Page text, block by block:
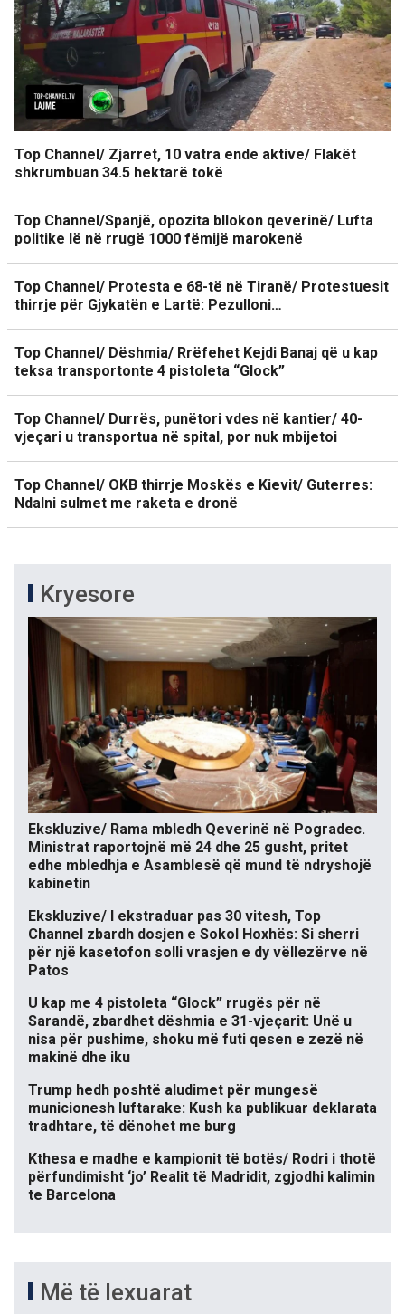
Top Channel/ Zjarret, 10 vatra ende aktive/ Flakët
shkrumbuan 34.5 hektarë tokë
Top Channel/Spanjë, opozita bllokon qeverinë/ Lufta
politike lë në rrugë 1000 fëmijë marokenë
Top Channel/ Protesta e 68-të në Tiranë/ Protestuesit
thirrje për Gjykatën e Lartë: Pezulloni…
Top Channel/ Dëshmia/ Rrëfehet Kejdi Banaj që u kap
teksa transportonte 4 pistoleta “Glock”
Top Channel/ Durrës, punëtori vdes në kantier/ 40-
vjeçari u transportua në spital, por nuk mbijetoi
Top Channel/ OKB thirrje Moskës e Kievit/ Guterres:
Ndalni sulmet me raketa e dronë
Kryesore
Ekskluzive/ Rama mbledh Qeverinë në Pogradec.
Ministrat raportojnë më 24 dhe 25 gusht, pritet
edhe mbledhja e Asamblesë që mund të ndryshojë
kabinetin
Ekskluzive/ I ekstraduar pas 30 vitesh, Top
Channel zbardh dosjen e Sokol Hoxhës: Si sherri
për një kasetofon solli vrasjen e dy vëllezërve në
Patos
U kap me 4 pistoleta “Glock” rrugës për në
Sarandë, zbardhet dëshmia e 31-vjeçarit: Unë u
nisa për pushime, shoku më futi qesen e zezë në
makinë dhe iku
Trump hedh poshtë aludimet për mungesë
municionesh luftarake: Kush ka publikuar deklarata
tradhtare, të dënohet me burg
Kthesa e madhe e kampionit të botës/ Rodri i thotë
përfundimisht ‘jo’ Realit të Madridit, zgjodhi kalimin
te Barcelona
Më të lexuarat